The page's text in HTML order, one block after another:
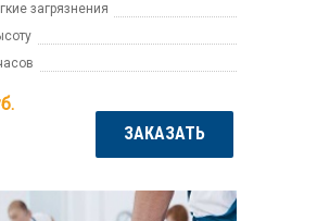
загрязнения
ЗАКАЗАТЬ